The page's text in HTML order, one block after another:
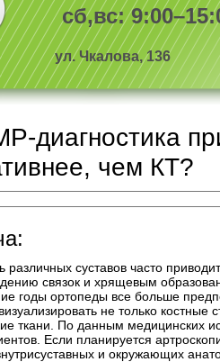
сб,вс:
ул. Чкалова, 136
диагностика
чем КТ?
различных суставов часто
связок и хрящевым
годы ортопеды все больше
не только костные
ткани. По данным медицинских
Если планируется
и окружающих